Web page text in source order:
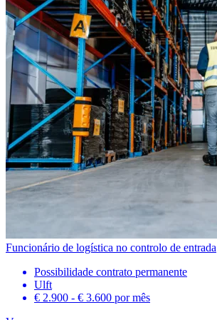
Funcionário de logística no controlo de entrada
Possibilidade contrato permanente
Ulft
€ 2.900 - € 3.600 por mês